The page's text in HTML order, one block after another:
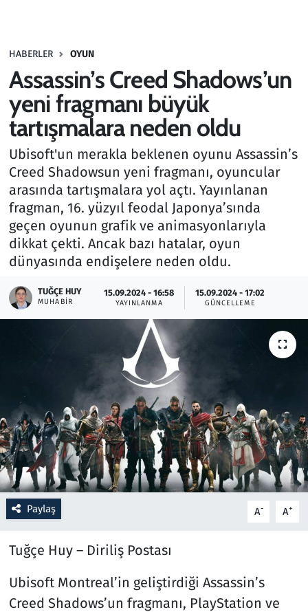
HABERLER OYUN
Assassin’s Creed Shadows’un
yeni fragmanı büyük
tartışmalara neden oldu
Ubisoft'un merakla beklenen oyunu Assassin’s
Creed Shadowsun yeni fragmanı, oyuncular
arasında tartışmalara yol açtı. Yayınlanan
fragman, 16. yüzyıl feodal Japonya’sında
geçen oyunun grafik ve animasyonlarıyla
dikkat çekti. Ancak bazı hatalar, oyun
dünyasında endişelere neden oldu.
TUĞÇE HUY
MUHABIR
15.09.2024 - 16:58
YAYINLANMA
15.09.2024 - 17:02
GÜNCELLEME
Paylaş A- A+
Tuğçe Huy – Diriliş Postası
Ubisoft Montreal’in geliştirdiği Assassin’s
Creed Shadows’un fragmanı, PlayStation ve
Haber
Kültür Sanat
Kurumsal Haberler
Lezzet Durağı
Memur ve Kamu
Otomobil
Oyun
Ramazan
Sağlık
Savunma Sanayi
Seçim 2023
Spor
Teknoloji ve Bilim
Televizyon